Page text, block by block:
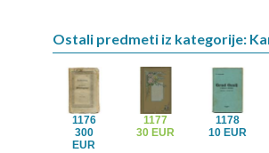
Ostali predmeti iz kategorije:
1176
300
EUR
1177
30 EUR
1178
10 EUR